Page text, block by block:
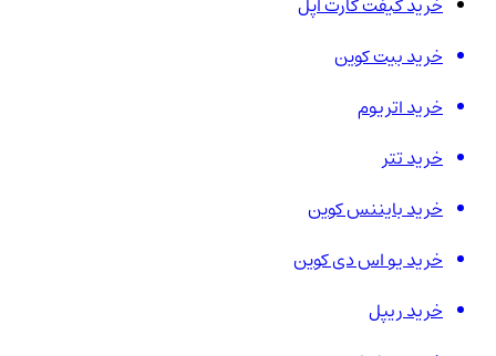
خرید بیت کوین
خرید اتریوم
خرید تتر
خرید بایننس کوین
خرید یو اس دی کوین
خرید ریپل